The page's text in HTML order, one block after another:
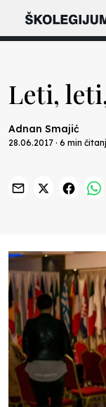
Leti,
Adnan Smajić
28.06.2017 · 6 min